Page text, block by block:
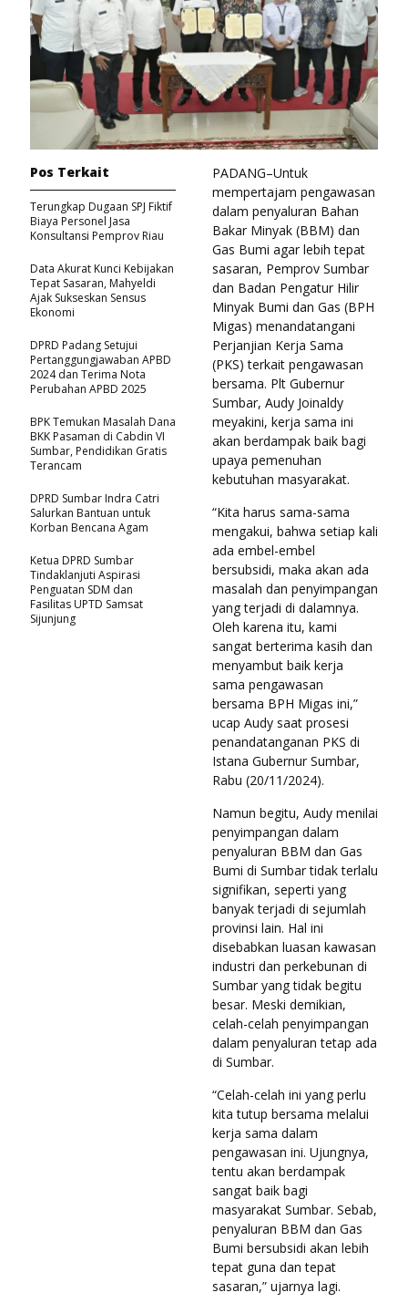
PADANG–Untuk
mempertajam pengawasan
dalam penyaluran Bahan
Bakar Minyak (BBM) dan
Gas Bumi agar lebih tepat
sasaran, Pemprov Sumbar
dan Badan Pengatur Hilir
Minyak Bumi dan Gas (BPH
Migas) menandatangani
Perjanjian Kerja Sama
(PKS) terkait pengawasan
bersama. Plt Gubernur
Sumbar, Audy Joinaldy
meyakini, kerja sama ini
akan berdampak baik bagi
upaya pemenuhan
kebutuhan masyarakat.
“Kita harus sama-sama
mengakui, bahwa setiap kali
ada embel-embel
bersubsidi, maka akan ada
masalah dan penyimpangan
yang terjadi di dalamnya.
Oleh karena itu, kami
sangat berterima kasih dan
menyambut baik kerja
sama pengawasan
bersama BPH Migas ini,”
ucap Audy saat prosesi
penandatanganan PKS di
Istana Gubernur Sumbar,
Rabu (20/11/2024).
Namun begitu, Audy menilai
penyimpangan dalam
penyaluran BBM dan Gas
Bumi di Sumbar tidak terlalu
signifikan, seperti yang
banyak terjadi di sejumlah
provinsi lain. Hal ini
disebabkan luasan kawasan
industri dan perkebunan di
Sumbar yang tidak begitu
besar. Meski demikian,
celah-celah penyimpangan
dalam penyaluran tetap ada
di Sumbar.
“Celah-celah ini yang perlu
kita tutup bersama melalui
kerja sama dalam
pengawasan ini. Ujungnya,
tentu akan berdampak
sangat baik bagi
masyarakat Sumbar. Sebab,
penyaluran BBM dan Gas
Bumi bersubsidi akan lebih
tepat guna dan tepat
sasaran,” ujarnya lagi.
Pos Terkait
Terungkap Dugaan SPJ Fiktif
Biaya Personel Jasa
Konsultansi Pemprov Riau
Data Akurat Kunci Kebijakan
Tepat Sasaran, Mahyeldi
Ajak Sukseskan Sensus
Ekonomi
DPRD Padang Setujui
Pertanggungjawaban APBD
2024 dan Terima Nota
Perubahan APBD 2025
BPK Temukan Masalah Dana
BKK Pasaman di Cabdin VI
Sumbar, Pendidikan Gratis
Terancam
DPRD Sumbar Indra Catri
Salurkan Bantuan untuk
Korban Bencana Agam
Ketua DPRD Sumbar
Tindaklanjuti Aspirasi
Penguatan SDM dan
Fasilitas UPTD Samsat
Sijunjung